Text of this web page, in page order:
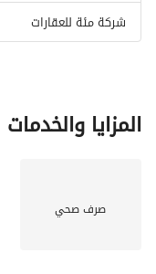
شركة مئة للعقارات
المزايا والخدمات
صرف صحي